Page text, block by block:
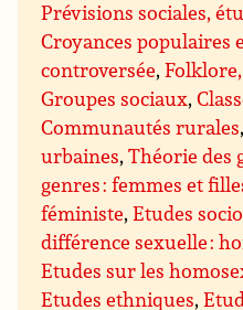
Prévisions sociales,
Croyances populaires
controversée,
Groupes sociaux,
Communautés rurales
urbaines,Théorie des
genres : femmes et
féministe,Etudes
différence sexuelle :
Etudes sur les
Etudes ethniques,